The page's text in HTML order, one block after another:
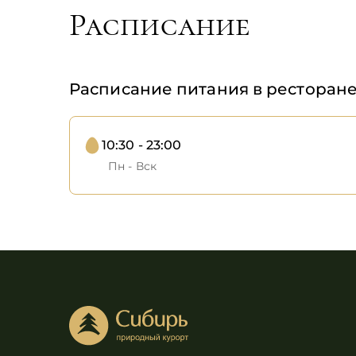
Расписание
Расписание питания в
10:30 - 23:00
Пн - Вск